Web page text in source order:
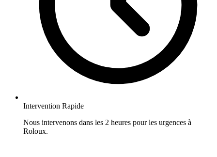
Intervention Rapide
Nous intervenons dans les 2 heures pour les urgences à
Roloux.